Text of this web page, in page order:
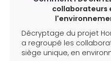
collaborateurs
Décryptage du projet
a regroupé les
siège unique, en